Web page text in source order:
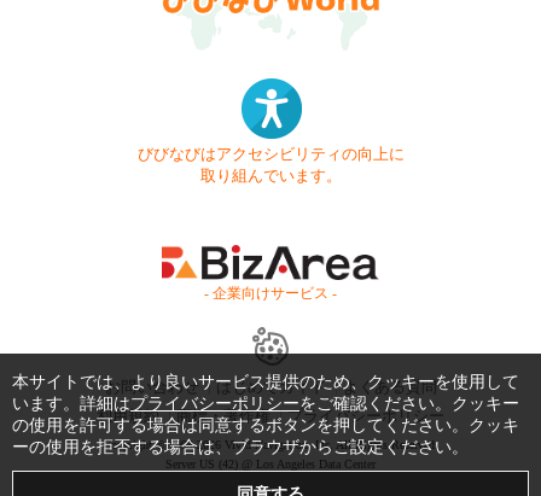
びびなびはアクセシビリティの向上に
取り組んでいます。
- 企業向けサービス -
お問い合わせ はじめてガイド
よくある質問
利用規約
商標・著作権 プライバシーポリシー
Copyright © 1999-2026 Vivid Navigation, Inc. All Rights Reserved.
Server US (42) @ Los Angeles Data Center
本サイトでは、より良いサービス提供のため、クッキーを使用して
います。詳細はプライバシーポリシーをご確認ください。クッキー
の使用を許可する場合は同意するボタンを押してください。クッキ
ーの使用を拒否する場合は、ブラウザからご設定ください。